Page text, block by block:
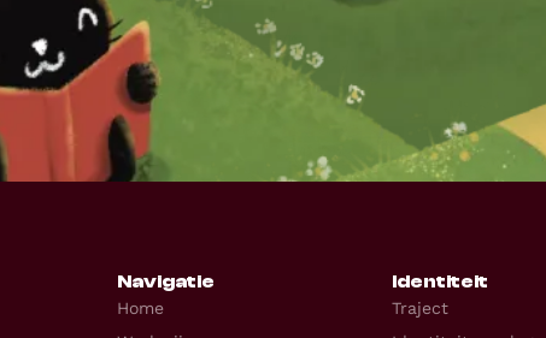
Navigatie
Home
Identiteit
Traject